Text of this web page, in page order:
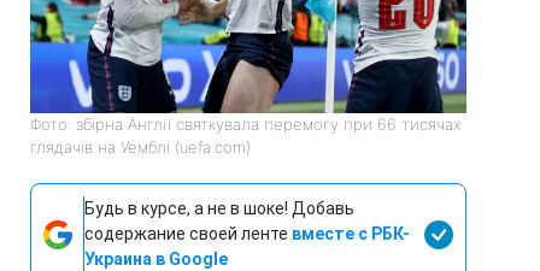
Фото: збірна Англії святкувала перемогу при 66 тисячах
глядачів на Уемблі (uefa.com)
Будь в курсе, а не в шоке! Добавь
содержание своей ленте вместе с РБК-
Украина в Google